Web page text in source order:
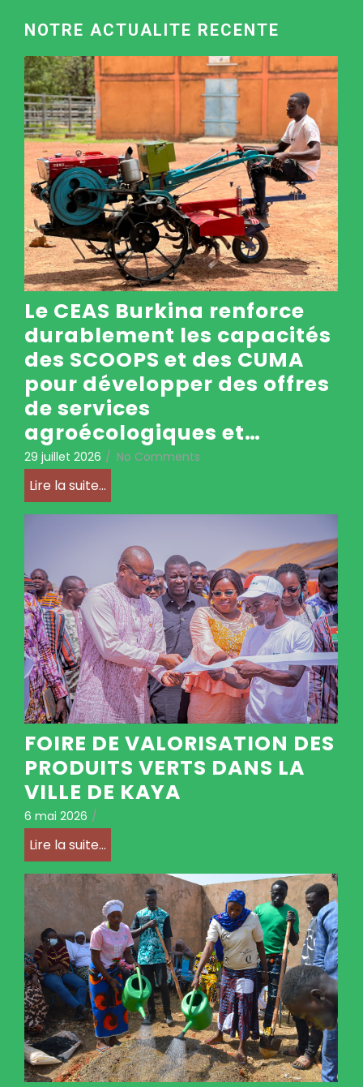
NOTRE ACTUALITE RECENTE
Le CEAS Burkina renforce
durablement les capacités
des SCOOPS et des CUMA
pour développer des offres
de services
agroécologiques et…
29 juillet 2026 / No Comments
Lire la suite...
FOIRE DE VALORISATION DES
PRODUITS VERTS DANS LA
VILLE DE KAYA
6 mai 2026 /
Lire la suite...